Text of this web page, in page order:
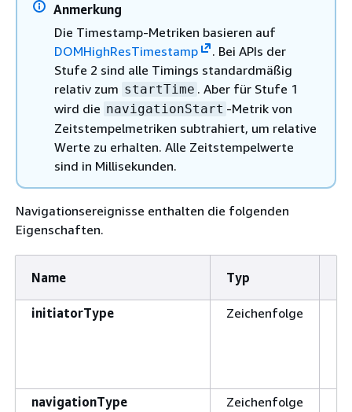
Anmerkung
Die Timestamp-Metriken basieren auf
DOMHighResTimestamp
. Bei APIs der
Stufe 2 sind alle Timings standardmäßig
relativ zum startTime . Aber für Stufe 1
wird die navigationStart -Metrik von
Zeitstempelmetriken subtrahiert, um relative
Werte zu erhalten. Alle Zeitstempelwerte
sind in Millisekunden.
Navigationsereignisse enthalten die folgenden
Eigenschaften.
Name Typ
initiatorType Zeichenfolge
navigationType Zeichenfolge